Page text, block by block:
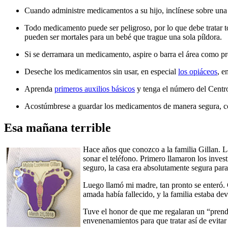
Cuando administre medicamentos a su hijo, inclínese sobre
Todo medicamento puede ser peligroso, por lo que debe
pueden ser mortales para un bebé que trague una sola píldora.
Si se derramara un medicamento, aspire o barra el área como
Deseche los medicamentos sin usar, en especial los opiáceos,
Aprenda primeros auxilios básicos y tenga el número del
Acostúmbrese a guardar los medicamentos de manera segura,
Esa mañana terrible
Hace años que conozco a la familia Gillan.
sonar el teléfono. Primero llamaron los
seguro, la casa era absolutamente segura
Luego llamó mi madre, tan pronto se
amada había fallecido, y la familia estaba
Tuve el honor de que me regalaran un
envenenamientos para que tratar así de